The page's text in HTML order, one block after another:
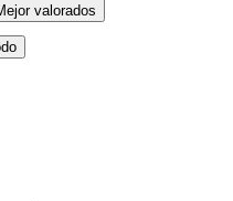
valorados